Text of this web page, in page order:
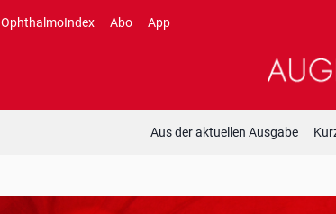
OphthalmoIndex Abo App
Aus der aktuellen Ausgabe